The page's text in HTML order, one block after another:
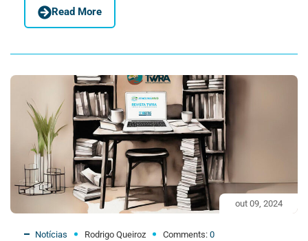
Read More
out 09, 2024
Notícias Rodrigo Queiroz Comments: 0